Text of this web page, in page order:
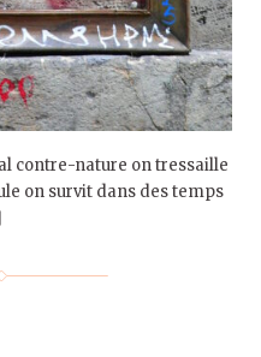
contre-nature on tressaille
on survit dans des temps